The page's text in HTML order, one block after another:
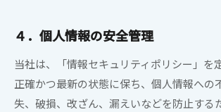
４．個人情報の安全管理
当社は、「情報セキュリティポリシー」を
正確かつ最新の状態に保ち、個人情報への
失、破損、改ざん、漏えいなどを防止する